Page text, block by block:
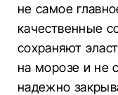
не самое
качественные
сохраняют
на морозе и не
надежно